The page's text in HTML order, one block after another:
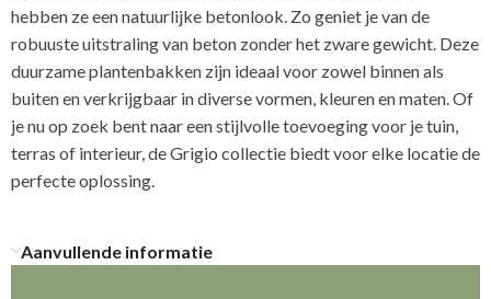
hebben ze een natuurlijke betonlook. Zo geniet je van de
robuuste uitstraling van beton zonder het zware gewicht. Deze
duurzame plantenbakken zijn ideaal voor zowel binnen als
buiten en verkrijgbaar in diverse vormen, kleuren en maten. Of
je nu op zoek bent naar een stijlvolle toevoeging voor je tuin,
terras of interieur, de Grigio collectie biedt voor elke locatie de
perfecte oplossing.
Aanvullende informatie